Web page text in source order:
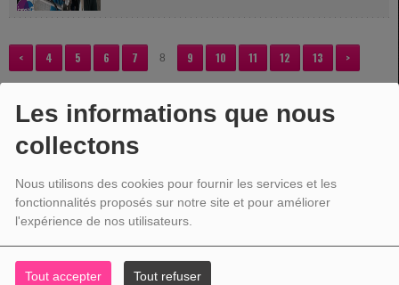
Les informations que nous
collectons
Nous utilisons des cookies pour fournir les services et les
fonctionnalités proposés sur notre site et pour améliorer
l'expérience de nos utilisateurs.
Tout accepter Tout refuser
< 4 5 6 7 8 9 10 11 12 13 >
VOTRE PUBLICITÉ